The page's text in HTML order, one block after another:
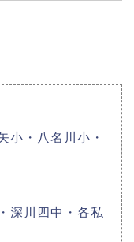
小・八名川小・
深川四中・各私